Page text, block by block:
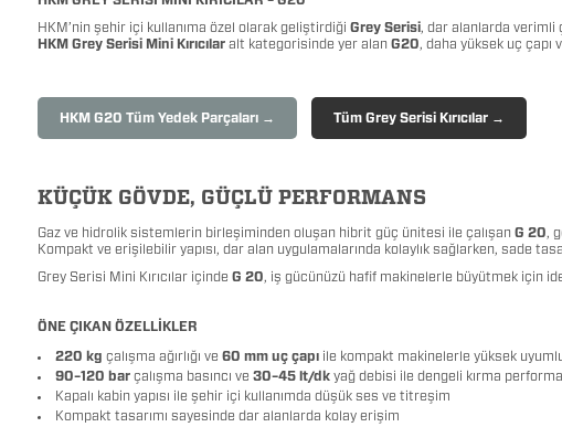
HKM’nin şehir içi kullanıma özel olarak geliştirdiği Grey Serisi, dar alanlarda verimli
HKM Grey Serisi Mini Kırıcılar alt kategorisinde yer alan G20, daha yüksek uç çapı
HKM G20 Tüm Yedek Parçaları → Tüm Grey Serisi Kırıcılar →
KÜÇÜK GÖVDE, GÜÇLÜ PERFORMANS
Gaz ve hidrolik sistemlerin birleşiminden oluşan hibrit güç ünitesi ile çalışan G 20,
Kompakt ve erişilebilir yapısı, dar alan uygulamalarında kolaylık sağlarken, sade
Grey Serisi Mini Kırıcılar içinde G 20, iş gücünüzü hafif makinelerle büyütmek için
ÖNE ÇIKAN ÖZELLİKLER
220 kg çalışma ağırlığı ve 60 mm uç çapı ile kompakt makinelerle yüksek
90–120 bar çalışma basıncı ve 30–45 lt/dk yağ debisi ile dengeli kırma
Kapalı kabin yapısı ile şehir içi kullanımda düşük ses ve titreşim
Kompakt tasarımı sayesinde dar alanlarda kolay erişim